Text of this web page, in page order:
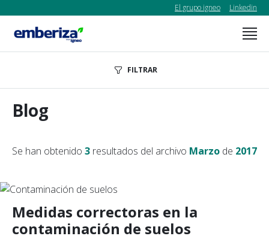
El grupo igneo Linkedin
FILTRAR
Blog
Se han obtenido 3 resultados del archivo Marzo de 2017
Medidas correctoras en la
contaminación de suelos